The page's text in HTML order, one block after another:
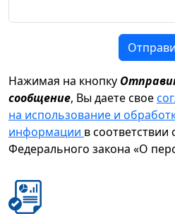
Нажимая на кнопку
сообщение, Вы даете свое
на использование и
информации в
Федерального закона «О